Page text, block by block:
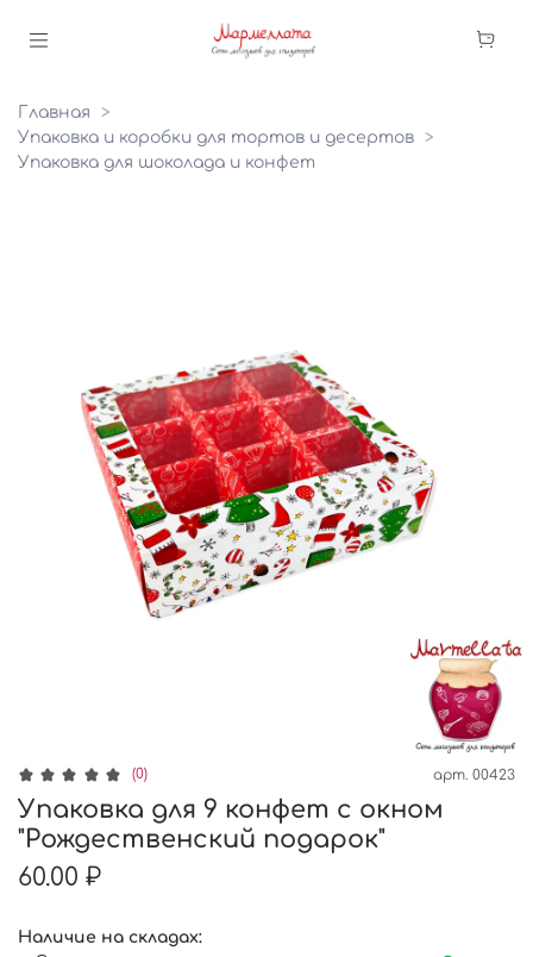
Главная
Упаковка и коробки для тортов и десертов
Упаковка для шоколада и конфет
(0) арт. 00423
Упаковка для 9 конфет с окном
"Рождественский подарок"
60.00 ₽
Наличие на складах: